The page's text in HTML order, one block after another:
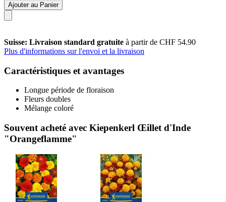
Ajouter au Panier
Suisse: Livraison standard gratuite à partir de CHF 54.90
Plus d'informations sur l'envoi et la livraison
Caractéristiques et avantages
Longue période de floraison
Fleurs doubles
Mélange coloré
Souvent acheté avec Kiepenkerl Œillet d'Inde
"Orangeflamme"